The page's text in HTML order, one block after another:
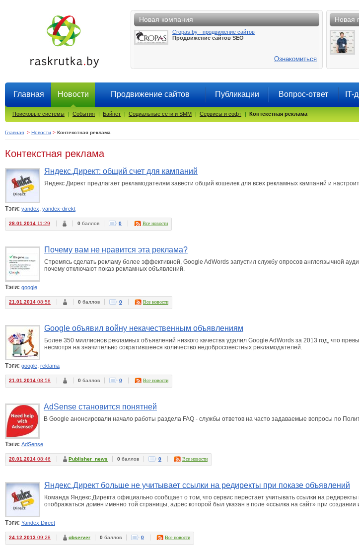
Новая компания
Cropas.by - продвижение сайтов
Продвижение сайтов SEO
Ознакомиться
Новая
Главная Новости Продвижение сайтов Публикации Вопрос-ответ IT-
Поисковые системы | События | Байнет | Социальные сети и SMM | Сервисы и софт | Контекстная реклама
Главная > Новости > Контекстная реклама
Контекстная реклама
Яндекс.Директ: общий счет для кампаний
Яндекс.Директ предлагает рекламодателям завести общий кошелек для всех рекламных кампаний и
Тэги: yandex, yandex-direkt
28.01.2014 11:29 0 баллов 0 Все новости
Почему вам не нравится эта реклама?
Стремясь сделать рекламу более эффективной, Google AdWords запустил службу опросов англоязычной
почему отключают показ рекламных объявлений.
Тэги: google
21.01.2014 08:58 0 баллов 0 Все новости
Google объявил войну некачественным объявлениям
Более 350 миллионов рекламных объявлений низкого качества удалил Google AdWords за 2013 год, что
несмотря на значительно сократившееся количество недобросовестных рекламодателей.
Тэги: google, reklama
21.01.2014 08:58 0 баллов 0 Все новости
AdSense становится понятней
В Google анонсировали начало работы раздела FAQ - службы ответов на часто задаваемые вопросы по
Тэги: AdSense
20.01.2014 08:46 Publisher_news 0 баллов 0 Все новости
Яндекс.Директ больше не учитывает ссылки на редиректы при показе объявлений
Команда Яндекс.Директа официально сообщает о том, что сервис перестает учитывать ссылки на
отображаться домен именно той страницы, адрес которой был указан в поле «ссылка на сайт» при
Тэги: Yandex.Direct
24.12.2013 09:28 observer 0 баллов 0 Все новости